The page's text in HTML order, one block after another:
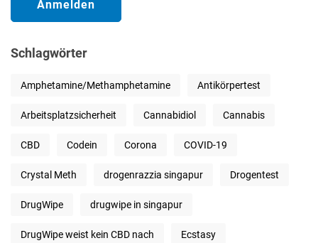
Schlagwörter
Amphetamine/Methamphetamine Antikörpertest
Arbeitsplatzsicherheit Cannabidiol Cannabis
CBD Codein Corona COVID-19
Crystal Meth drogenrazzia singapur Drogentest
DrugWipe drugwipe in singapur
DrugWipe weist kein CBD nach Ecstasy